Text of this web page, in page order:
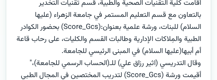
أقامت كلية التقنيات الصحية والطبية، قسم تقنيات التخدير
بالتعاون مع قسم التعليم المستمر في جامعة الزهراء (عليها
السلام) للبنات، ورشة علمية بعنوان:(Score_Gcs) بحضور الكوادر
الطبية والمِلاكات الإدارية وطالبات القسم والكليات، على رحاب قاعة
أم أبيها(عليها السلام) في المبنى الرئيسي للجامعة.
وقال التدريسي (اثير رزاق علي) للـ(الحساب الرسمي للجامعة)،"
أقيمت ورشة (Score_Gcs) لتدريب المختصين في المجال الطبي